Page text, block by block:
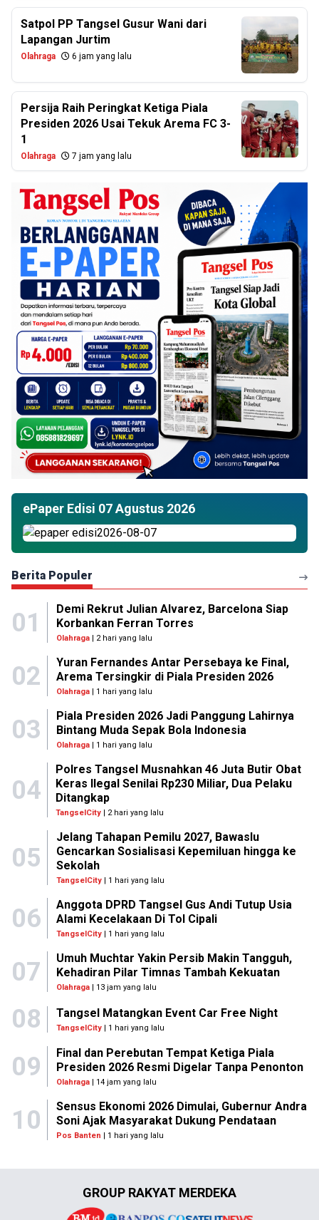
Satpol PP Tangsel Gusur Wani dari
Lapangan Jurtim
Olahraga 6 jam yang lalu
Persija Raih Peringkat Ketiga Piala
Presiden 2026 Usai Tekuk Arema FC 3-
1
Olahraga 7 jam yang lalu
ePaper Edisi 07 Agustus 2026
Berita Populer
01
Demi Rekrut Julian Alvarez, Barcelona Siap
Korbankan Ferran Torres
Olahraga| 2 hari yang lalu
02
Yuran Fernandes Antar Persebaya ke Final,
Arema Tersingkir di Piala Presiden 2026
Olahraga| 1 hari yang lalu
03
Piala Presiden 2026 Jadi Panggung Lahirnya
Bintang Muda Sepak Bola Indonesia
Olahraga| 1 hari yang lalu
04
Polres Tangsel Musnahkan 46 Juta Butir Obat
Keras Ilegal Senilai Rp230 Miliar, Dua Pelaku
Ditangkap
TangselCity | 2 hari yang lalu
05
Jelang Tahapan Pemilu 2027, Bawaslu
Gencarkan Sosialisasi Kepemiluan hingga ke
Sekolah
TangselCity| 1 hari yang lalu
06
Anggota DPRD Tangsel Gus Andi Tutup Usia
Alami Kecelakaan Di Tol Cipali
TangselCity| 1 hari yang lalu
07
Umuh Muchtar Yakin Persib Makin Tangguh,
Kehadiran Pilar Timnas Tambah Kekuatan
Olahraga| 13 jam yang lalu
08 Tangsel Matangkan Event Car Free Night
TangselCity | 1 hari yang lalu
09
Final dan Perebutan Tempat Ketiga Piala
Presiden 2026 Resmi Digelar Tanpa Penonton
Olahraga| 14 jam yang lalu
10
Sensus Ekonomi 2026 Dimulai, Gubernur Andra
Soni Ajak Masyarakat Dukung Pendataan
Pos Banten | 1 hari yang lalu
GROUP RAKYAT MERDEKA